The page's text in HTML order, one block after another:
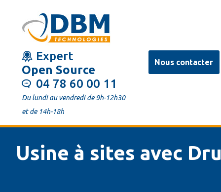
principal
Expert
Open Source
04 78 60 00 11
Du lundi au vendredi de 9h-12h30
et de 14h-18h
Nous contacter
Usine à sites avec